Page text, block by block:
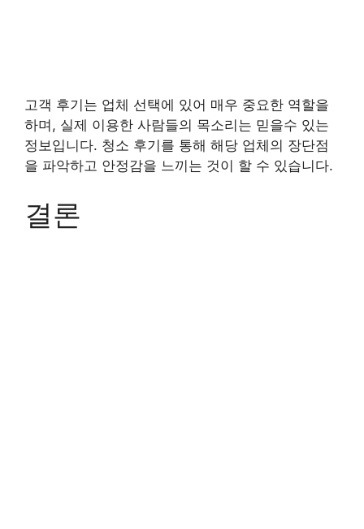
고객 후기는 업체 선택에 있어 매우 중요한 역할을
하며, 실제 이용한 사람들의 목소리는 믿을수 있는
정보입니다. 청소 후기를 통해 해당 업체의 장단점
을 파악하고 안정감을 느끼는 것이 할 수 있습니다.
결론